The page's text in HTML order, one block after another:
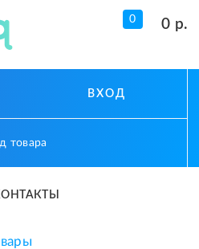
0 0 р.
ВХОД